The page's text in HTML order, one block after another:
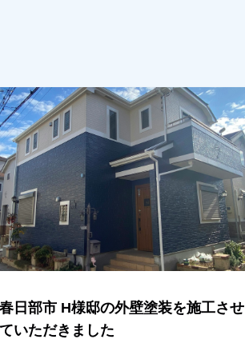
春日部市 H様邸の外壁塗装を施工させ
ていただきました